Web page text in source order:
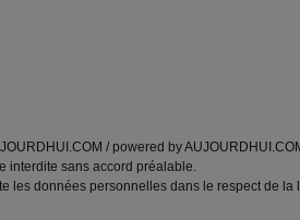
/ powered by
interdite sans accord préalable.
les données personnelles dans le respect de